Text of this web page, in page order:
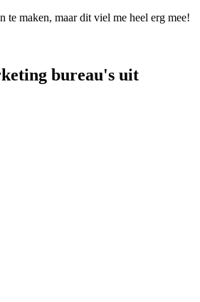
te maken, maar dit viel me heel erg mee!
bureau's uit